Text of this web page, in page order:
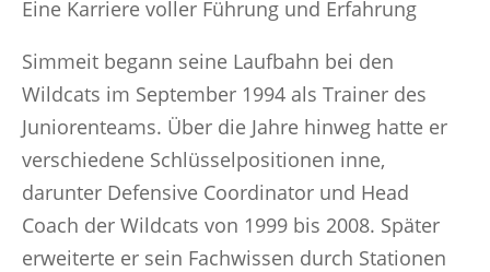
Eine Karriere voller Führung und Erfahrung
Simmeit begann seine Laufbahn bei den
Wildcats im September 1994 als Trainer des
Juniorenteams. Über die Jahre hinweg hatte er
verschiedene Schlüsselpositionen inne,
darunter Defensive Coordinator und Head
Coach der Wildcats von 1999 bis 2008. Später
erweiterte er sein Fachwissen durch Stationen